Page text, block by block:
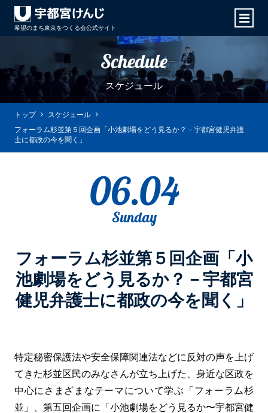
希望のまち東京をつくる会公式サイト
Schedule
スケジュール
トップ
スケジュール
フォーラム杉並第５回企画「小池劇場をどう見るか？－宇都宮健児弁護
士に都政の今を聞く」
06.04
Sunday
フォーラム杉並第５回企画「小
池劇場をどう見るか？－宇都宮
健児弁護士に都政の今を聞く」
特定秘密保護法や安全保障関連法などに反対の声を上げ
てきた杉並区民のみなさんが立ち上げた、身近な区政を
中心にさまざまなテーマについて学ぶ「フォーラム杉
並」、第五回企画に「小池劇場をどう見るか〜宇都宮健